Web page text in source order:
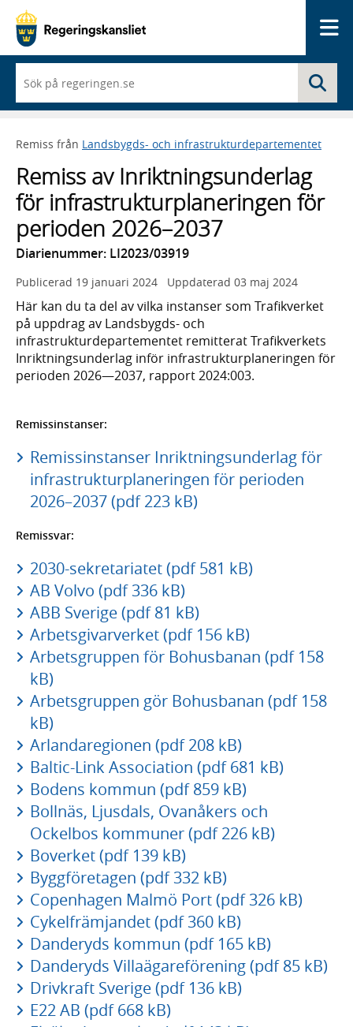
du
börjar
skriva
framträder
lista
med
sökförslag
Remiss från Landsbygds- och infrastrukturdepartementet
Remiss av Inriktningsunderlag
för infrastrukturplaneringen för
perioden 2026–2037
Diarienummer: LI2023/03919
Publicerad 19 januari 2024 Uppdaterad 03 maj 2024
Här kan du ta del av vilka instanser som Trafikverket
på uppdrag av Landsbygds- och
infrastrukturdepartementet remitterat Trafikverkets
Inriktningsunderlag inför infrastrukturplaneringen för
perioden 2026—2037, rapport 2024:003.
Remissinstanser:
Remissinstanser Inriktningsunderlag för
infrastrukturplaneringen för perioden
2026–2037 (pdf 223 kB)
Remissvar:
2030-sekretariatet (pdf 581 kB)
AB Volvo (pdf 336 kB)
ABB Sverige (pdf 81 kB)
Arbetsgivarverket (pdf 156 kB)
Arbetsgruppen för Bohusbanan (pdf 158
kB)
Arbetsgruppen gör Bohusbanan (pdf 158
kB)
Arlandaregionen (pdf 208 kB)
Baltic-Link Association (pdf 681 kB)
Bodens kommun (pdf 859 kB)
Bollnäs, Ljusdals, Ovanåkers och
Ockelbos kommuner (pdf 226 kB)
Boverket (pdf 139 kB)
Byggföretagen (pdf 332 kB)
Copenhagen Malmö Port (pdf 326 kB)
Cykelfrämjandet (pdf 360 kB)
Danderyds kommun (pdf 165 kB)
Danderyds Villaägareförening (pdf 85 kB)
Drivkraft Sverige (pdf 136 kB)
E22 AB (pdf 668 kB)